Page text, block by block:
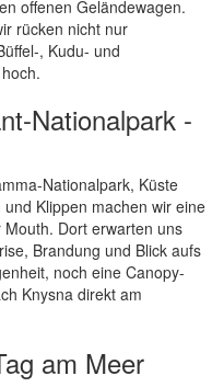
offenen Geländewagen.
rücken nicht nur
, Kudu- und
Nationalpark -
Nationalpark, Küste
Klippen machen wir eine
Dort erwarten uns
Brandung und Blick aufs
noch eine Canopy-
Knysna direkt am
am Meer